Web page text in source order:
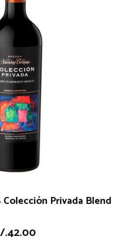
Colección Privada Blend
.42.00